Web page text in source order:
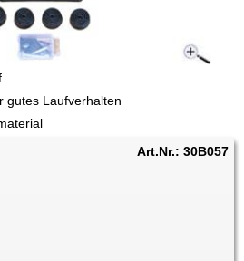
gutes Laufverhalten
Art.Nr.: 30B057